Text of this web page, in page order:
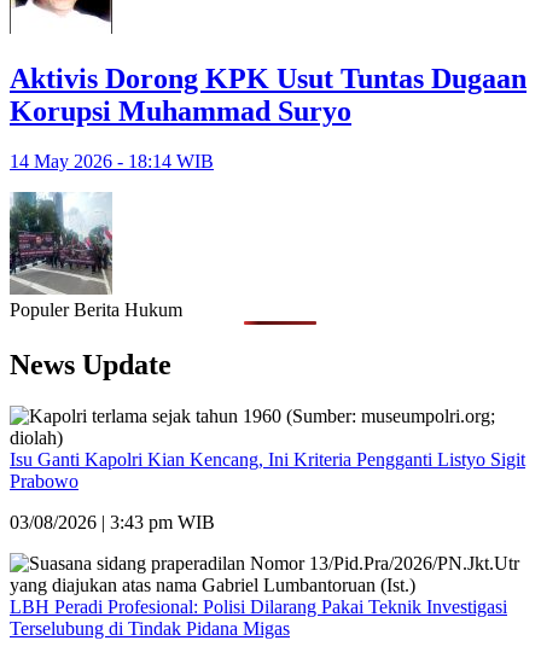
Aktivis Dorong KPK Usut Tuntas Dugaan
Korupsi Muhammad Suryo
14 May 2026 - 18:14 WIB
Populer Berita Hukum
News Update
Isu Ganti Kapolri Kian Kencang, Ini Kriteria Pengganti Listyo Sigit
Prabowo
03/08/2026 | 3:43 pm WIB
LBH Peradi Profesional: Polisi Dilarang Pakai Teknik Investigasi
Terselubung di Tindak Pidana Migas